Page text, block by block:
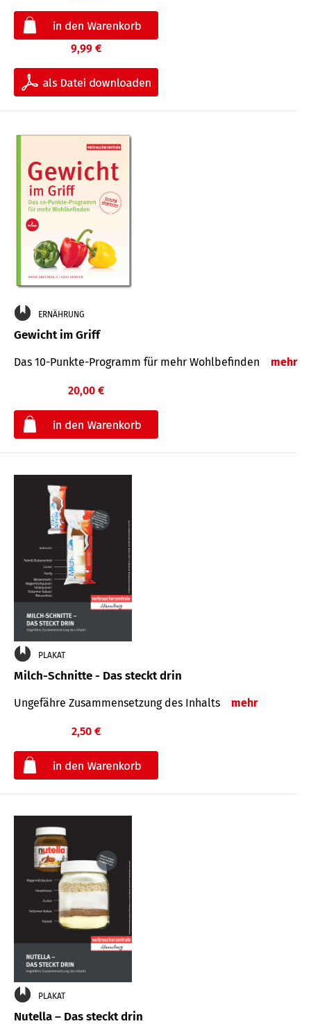
9,99 €
ERNÄHRUNG
Gewicht im Griff
Das 10-Punkte-Programm für mehr Wohlbefinden mehr
20,00 €
PLAKAT
Milch-Schnitte - Das steckt drin
Ungefähre Zu­sammen­setzung des Inhalts mehr
2,50 €
PLAKAT
Nutella – Das steckt drin